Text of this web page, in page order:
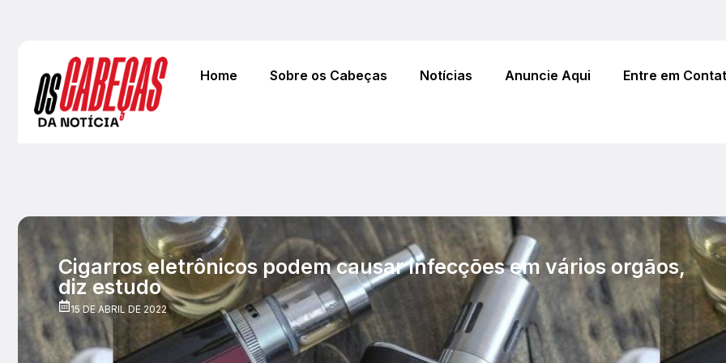
Home Sobre os Cabeças Notícias Anuncie Aqui Entre em
Cigarros eletrônicos podem causar infecções em vários orgãos,
diz estudo
15 DE ABRIL DE 2022